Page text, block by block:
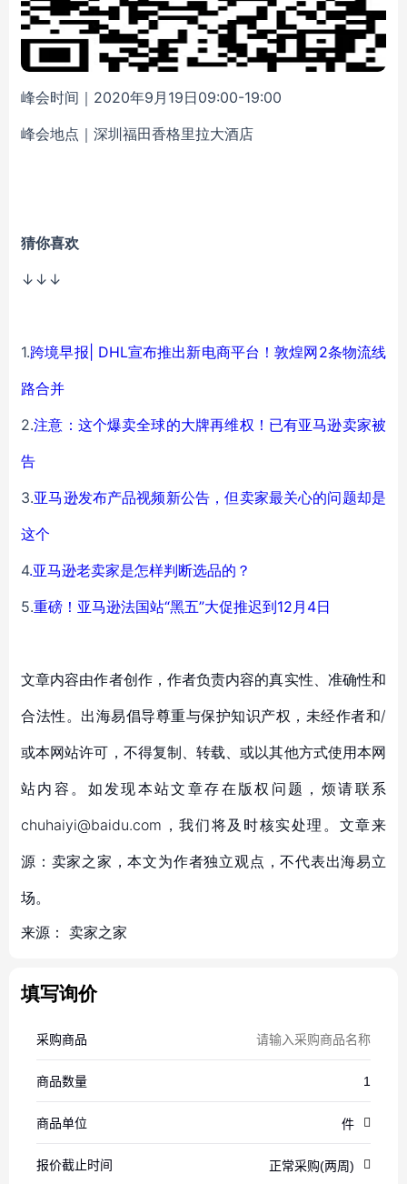
峰会时间 ｜ 2020年9月19日09:00-19:00
峰会地点 ｜ 深圳福田香格里拉大酒店
猜你喜欢
↓↓↓
1.跨境早报| DHL宣布推出新电商平台！敦煌网2条物流线
路合并
2.注意：这个爆卖全球的大牌再维权！已有亚马逊卖家被
告
3.亚马逊发布产品视频新公告，但卖家最关心的问题却是
这个
4.亚马逊老卖家是怎样判断选品的？
5.重磅！亚马逊法国站“黑五”大促推迟到12月4日
文章内容由作者创作，作者负责内容的真实性、准确性和
合法性。出海易倡导尊重与保护知识产权，未经作者和/
或本网站许可，不得复制、转载、或以其他方式使用本网
站内容。如发现本站文章存在版权问题，烦请联系
chuhaiyi@baidu.com，我们将及时核实处理。文章来
源：卖家之家，本文为作者独立观点，不代表出海易立
场。
来源： 卖家之家
填写询价